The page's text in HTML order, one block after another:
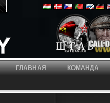
ГЛАВНАЯ КОМАНДА